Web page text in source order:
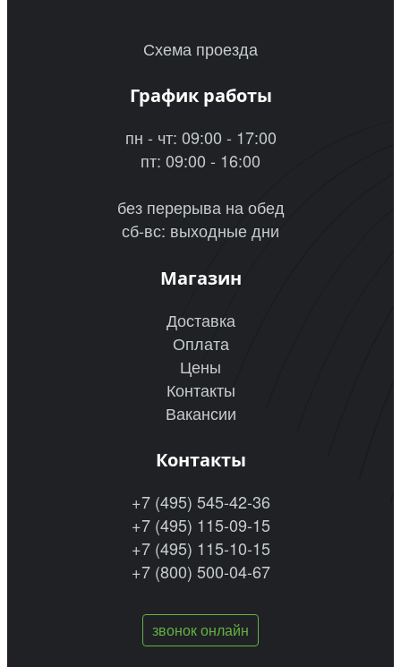
Схема проезда
График работы
пн - чт: 09:00 - 17:00
пт: 09:00 - 16:00
без перерыва на обед
сб-вс: выходные дни
Магазин
Доставка
Оплата
Цены
Контакты
Вакансии
Контакты
+7 (495) 545-42-36
+7 (495) 115-09-15
+7 (495) 115-10-15
+7 (800) 500-04-67
звонок онлайн